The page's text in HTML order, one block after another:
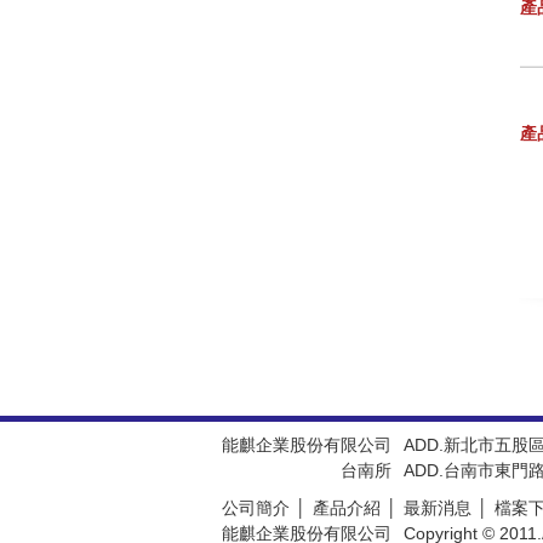
產
產
能麒企業股份有限公司 ADD.新北市五股
台南所
ADD.台南市東門
公司簡介
產品介紹 最新消息 檔案
能麒企業股份有限公司
Copyright ©